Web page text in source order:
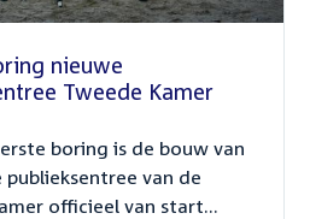
nieuwe
Tweede Kamer
boring is de bouw van
publieksentree van de
officieel van start...